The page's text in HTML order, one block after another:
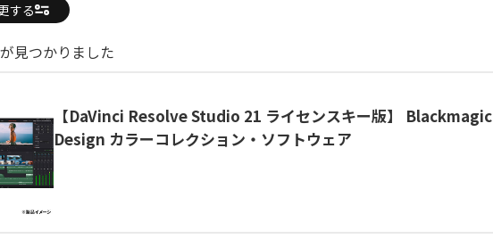
する
見つかりました
【DaVinci Resolve Studio 21 ライセンスキー版】 Blackmagic
Design カラーコレクション・ソフトウェア